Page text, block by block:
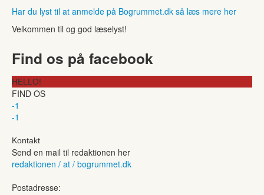
Har du lyst til at anmelde på Bogrummet.dk så læs mere her
Velkommen til og god læselyst!
Find os på facebook
HELLO!
FIND OS
-1
-1
Kontakt
Send en mail til redaktionen her
redaktionen / at / bogrummet.dk
Postadresse: